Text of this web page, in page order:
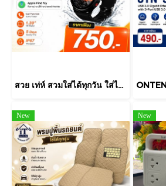
สวย เท่ห์ สวมใส่ได้ทุกวัน ใส่ได้ทุกเพศทุกวัย สนใจสั่งได้จ้า
New New